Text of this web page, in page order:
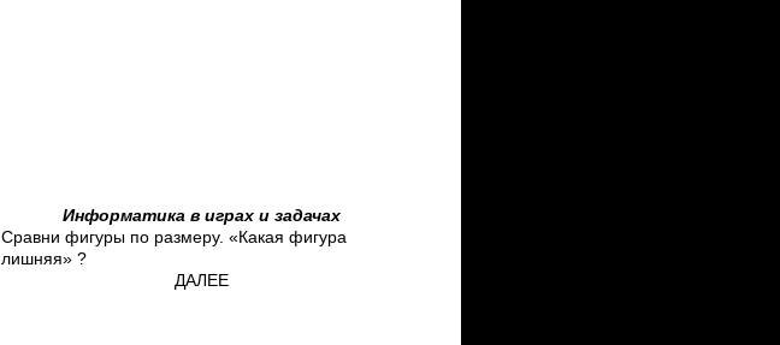
Информатика в играх и задачах
Сравни фигуры по размеру. «Какая фигура
лишняя» ?
ДАЛЕЕ